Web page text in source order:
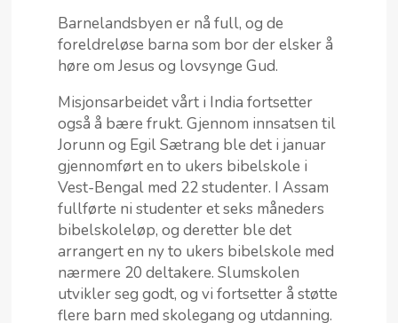
Barnelandsbyen er nå full, og de
foreldreløse barna som bor der elsker å
høre om Jesus og lovsynge Gud.
Misjonsarbeidet vårt i India fortsetter
også å bære frukt. Gjennom innsatsen til
Jorunn og Egil Sætrang ble det i januar
gjennomført en to ukers bibelskole i
Vest-Bengal med 22 studenter. I Assam
fullførte ni studenter et seks måneders
bibelskoleløp, og deretter ble det
arrangert en ny to ukers bibelskole med
nærmere 20 deltakere. Slumskolen
utvikler seg godt, og vi fortsetter å støtte
flere barn med skolegang og utdanning.